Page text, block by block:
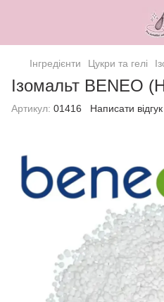
Інгредієнти Цукри та гелі
Ізомальт BENEO
Артикул: 01416 Написати відгук